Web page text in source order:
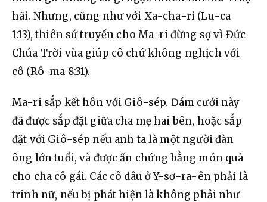
hãi. Nhưng, cũng như với Xa-cha-ri (Lu-ca
1:13), thiên sứ truyền cho Ma-ri đừng sợ vì Đức
Chúa Trời vùa giúp cô chứ không nghịch với
cô (Rô-ma 8:31).
Ma-ri sắp kết hôn với Giô-sép. Đám cưới này
đã được sắp đặt giữa cha mẹ hai bên, hoặc sắp
đặt với Giô-sép nếu anh ta là một người đàn
ông lớn tuổi, và được ấn chứng bằng món quà
cho cha cô gái. Các cô dâu ở Y-sơ-ra-ên phải là
trinh nữ, nếu bị phát hiện là không phải như